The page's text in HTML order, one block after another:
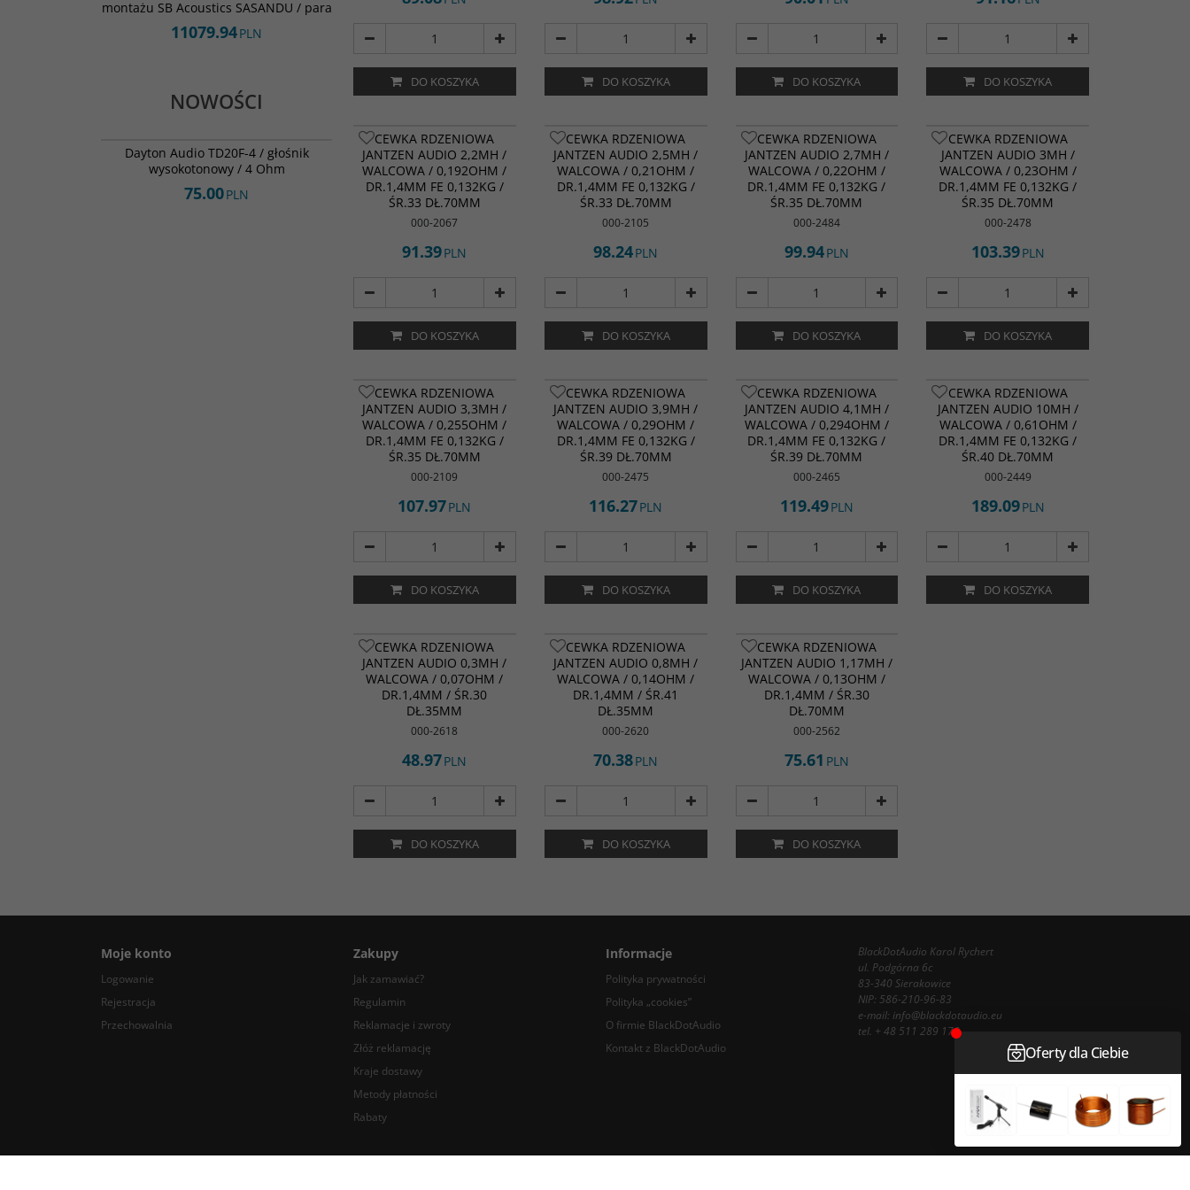
DO KOSZYKA DO KOSZYKA DO KOSZYKA DO KOSZYKA
CEWKA RDZENIOWA
JANTZEN AUDIO 2,2MH /
WALCOWA / 0,192OHM /
DR.1,4MM FE 0,132KG /
ŚR.33 DŁ.70MM
000-2067
91.39PLN
DO KOSZYKA
CEWKA RDZENIOWA
JANTZEN AUDIO 2,5MH /
WALCOWA / 0,21OHM /
DR.1,4MM FE 0,132KG /
ŚR.33 DŁ.70MM
000-2105
98.24PLN
DO KOSZYKA
CEWKA RDZENIOWA
JANTZEN AUDIO 2,7MH /
WALCOWA / 0,22OHM /
DR.1,4MM FE 0,132KG /
ŚR.35 DŁ.70MM
000-2484
99.94PLN
DO KOSZYKA
CEWKA RDZENIOWA
JANTZEN AUDIO 3MH /
WALCOWA / 0,23OHM /
DR.1,4MM FE 0,132KG /
ŚR.35 DŁ.70MM
000-2478
103.39PLN
DO KOSZYKA
CEWKA RDZENIOWA
JANTZEN AUDIO 3,3MH /
WALCOWA / 0,255OHM /
DR.1,4MM FE 0,132KG /
ŚR.35 DŁ.70MM
000-2109
107.97PLN
DO KOSZYKA
CEWKA RDZENIOWA
JANTZEN AUDIO 3,9MH /
WALCOWA / 0,29OHM /
DR.1,4MM FE 0,132KG /
ŚR.39 DŁ.70MM
000-2475
116.27PLN
DO KOSZYKA
CEWKA RDZENIOWA
JANTZEN AUDIO 4,1MH /
WALCOWA / 0,294OHM /
DR.1,4MM FE 0,132KG /
ŚR.39 DŁ.70MM
000-2465
119.49PLN
DO KOSZYKA
CEWKA RDZENIOWA
JANTZEN AUDIO 10MH /
WALCOWA / 0,61OHM /
DR.1,4MM FE 0,132KG /
ŚR.40 DŁ.70MM
000-2449
189.09PLN
DO KOSZYKA
CEWKA RDZENIOWA
JANTZEN AUDIO 0,3MH /
WALCOWA / 0,07OHM /
DR.1,4MM / ŚR.30
DŁ.35MM
000-2618
48.97PLN
DO KOSZYKA
CEWKA RDZENIOWA
JANTZEN AUDIO 0,8MH /
WALCOWA / 0,14OHM /
DR.1,4MM / ŚR.41
DŁ.35MM
000-2620
70.38PLN
DO KOSZYKA
CEWKA RDZENIOWA
JANTZEN AUDIO 1,17MH /
WALCOWA / 0,13OHM /
DR.1,4MM / ŚR.30
DŁ.70MM
000-2562
75.61 PLN
DO KOSZYKA
montażu SB Acoustics SASANDU / para
11079.94PLN
NOWOŚCI
NOWOŚĆ
Dayton Audio TD20F-4 / głośnik
wysokotonowy / 4 Ohm
75.00PLN
Moje konto
Logowanie
Rejestracja
Przechowalnia
Zakupy
Jak zamawiać?
Regulamin
Reklamacje i zwroty
Złóż reklamację
Kraje dostawy
Metody płatności
Rabaty
Informacje
Polityka prywatności
Polityka „cookies”
O firmie BlackDotAudio
Kontakt z BlackDotAudio
BlackDotAudio Karol Rychert
ul. Podgórna 6c
83-340 Sierakowice
NIP: 586-210-96-83
e-mail:info@blackdotaudio.eu
tel. + 48 511 289 178